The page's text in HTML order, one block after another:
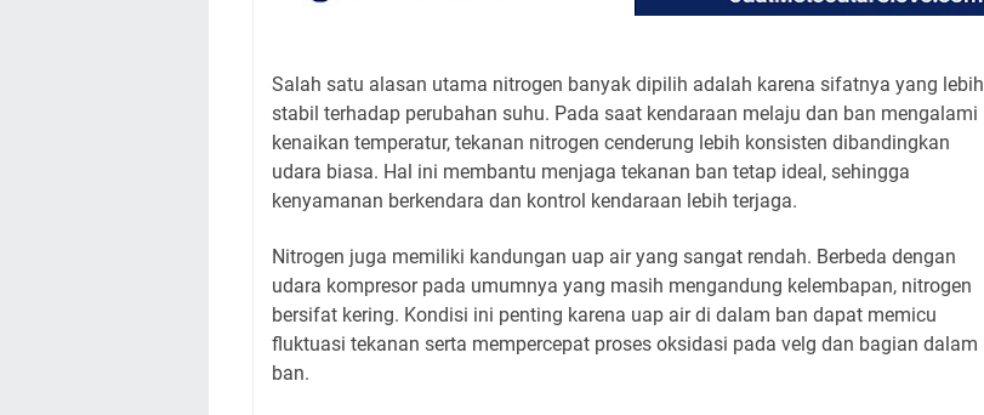
Salah satu alasan utama nitrogen banyak dipilih adalah karena sifatnya yang lebih
stabil terhadap perubahan suhu. Pada saat kendaraan melaju dan ban mengalami
kenaikan temperatur, tekanan nitrogen cenderung lebih konsisten dibandingkan
udara biasa. Hal ini membantu menjaga tekanan ban tetap ideal, sehingga
kenyamanan berkendara dan kontrol kendaraan lebih terjaga.
Nitrogen juga memiliki kandungan uap air yang sangat rendah. Berbeda dengan
udara kompresor pada umumnya yang masih mengandung kelembapan, nitrogen
bersifat kering. Kondisi ini penting karena uap air di dalam ban dapat memicu
fluktuasi tekanan serta mempercepat proses oksidasi pada velg dan bagian dalam
ban.